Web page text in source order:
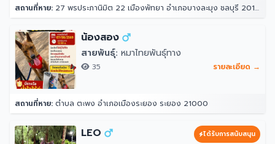
สถานที่หาย: 27 พรประภานิมิต 22 เมืองพัทยา อำเภอบางละมุง ชลบุรี 20150
น้องสอง
สายพันธุ์: หมาไทยพันธุ์ทาง
35 รายละเอียด →
สถานที่หาย: ตำบล ตะพง อำเภอเมืองระยอง ระยอง 21000
LEO ได้รับการสนับสนุน